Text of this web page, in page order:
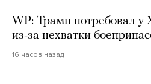
WP: Трамп потребовал у
из-за нехватки
16 часов назад